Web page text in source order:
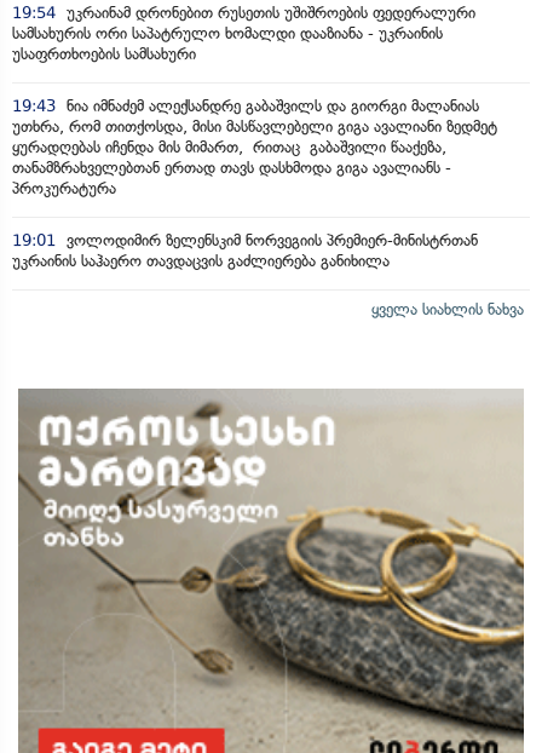
19:54 უკრაინამ დრონებით რუსეთის უშიშროების ფედერალური
სამსახურის ორი საპატრულო ხომალდი დააზიანა - უკრაინის
უსაფრთხოების სამსახური
19:43 ნია იმნაძემ ალექსანდრე გაბაშვილს და გიორგი მალანიას
უთხრა, რომ თითქოსდა, მისი მასწავლებელი გიგა ავალიანი ზედმეტ
ყურადღებას იჩენდა მის მიმართ, რითაც გაბაშვილი წააქეზა,
თანამზრახველებთან ერთად თავს დასხმოდა გიგა ავალიანს -
პროკურატურა
19:01 ვოლოდიმირ ზელენსკიმ ნორვეგიის პრემიერ-მინისტრთან
უკრაინის საჰაერო თავდაცვის გაძლიერება განიხილა
ყველა სიახლის ნახვა